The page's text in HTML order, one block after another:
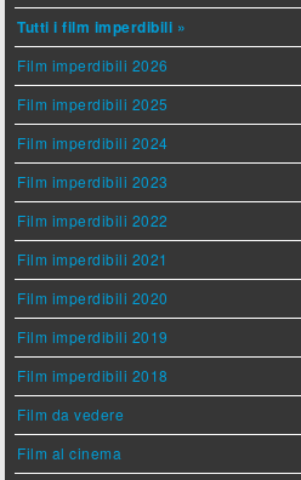
Tutti i film imperdibili »
Film imperdibili 2026
Film imperdibili 2025
Film imperdibili 2024
Film imperdibili 2023
Film imperdibili 2022
Film imperdibili 2021
Film imperdibili 2020
Film imperdibili 2019
Film imperdibili 2018
Film da vedere
Film al cinema